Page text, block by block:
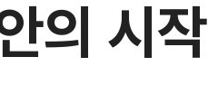
의 시작